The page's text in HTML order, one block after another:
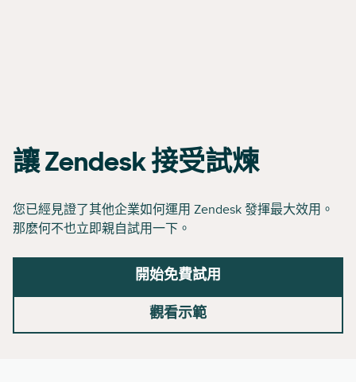
讓 Zendesk 接受試煉
您已經見證了其他企業如何運用 Zendesk 發揮最大效用。
那麽何不也立即親自試用一下。
開始免費試用
觀看示範